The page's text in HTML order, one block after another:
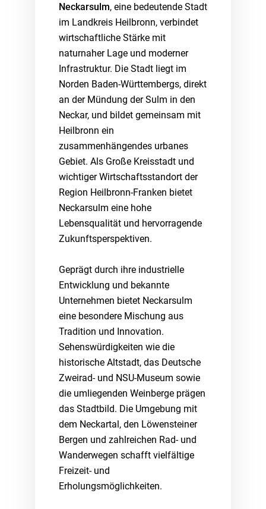
Neckarsulm, eine bedeutende Stadt
im Landkreis Heilbronn, verbindet
wirtschaftliche Stärke mit
naturnaher Lage und moderner
Infrastruktur. Die Stadt liegt im
Norden Baden-Württembergs, direkt
an der Mündung der Sulm in den
Neckar, und bildet gemeinsam mit
Heilbronn ein
zusammenhängendes urbanes
Gebiet. Als Große Kreisstadt und
wichtiger Wirtschaftsstandort der
Region Heilbronn-Franken bietet
Neckarsulm eine hohe
Lebensqualität und hervorragende
Zukunftsperspektiven.
Geprägt durch ihre industrielle
Entwicklung und bekannte
Unternehmen bietet Neckarsulm
eine besondere Mischung aus
Tradition und Innovation.
Sehenswürdigkeiten wie die
historische Altstadt, das Deutsche
Zweirad- und NSU-Museum sowie
die umliegenden Weinberge prägen
das Stadtbild. Die Umgebung mit
dem Neckartal, den Löwensteiner
Bergen und zahlreichen Rad- und
Wanderwegen schafft vielfältige
Freizeit- und
Erholungsmöglichkeiten.